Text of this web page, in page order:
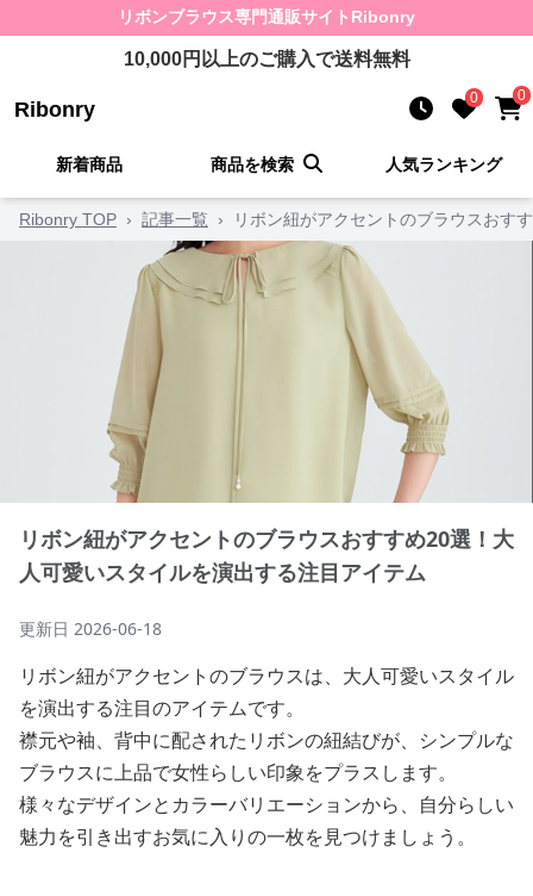
リボンブラウス専門通販サイト Ribonry
10,000円以上のご購入で送料無料
Ribonry 0 0
新着商品 商品を検索 人気ランキング
Ribonry TOP › 記事一覧 › リボン紐がアクセントのブラウスおす
リボン紐がアクセントのブラウスおすすめ20選！大
人可愛いスタイルを演出する注目アイテム
更新日 2026-06-18
リボン紐がアクセントのブラウスは、大人可愛いスタイル
を演出する注目のアイテムです。
襟元や袖、背中に配されたリボンの紐結びが、シンプルな
ブラウスに上品で女性らしい印象をプラスします。
様々なデザインとカラーバリエーションから、自分らしい
魅力を引き出すお気に入りの一枚を見つけましょう。